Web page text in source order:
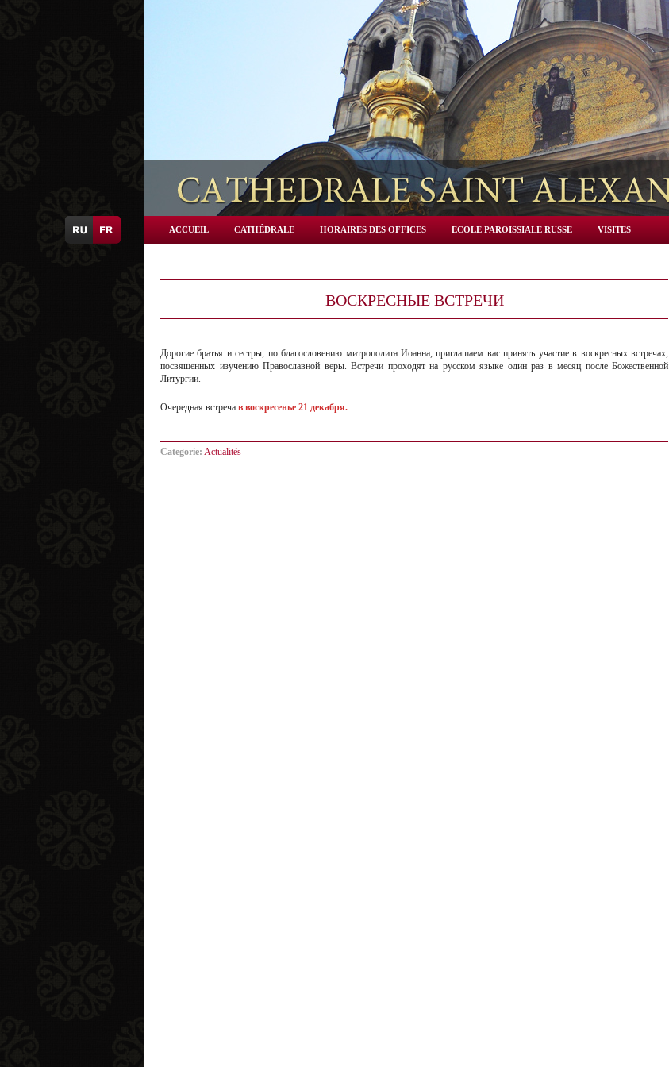
ACCUEIL CATHÉDRALE HORAIRES DES OFFICES ECOLE PAROISSIALE RUSSE VISITES
ВОСКРЕСНЫЕ ВСТРЕЧИ
Дорогие братья и сеcтры, по благословению митрополита Иоанна, приглашаем вас принять участие в воскресных встречах,
посвященных изучению Православной веры. Встречи проходят на русском языке один раз в месяц после Божественной
Литургии.
Очередная встреча в воскресенье 21 декабря.
Categorie: Actualités